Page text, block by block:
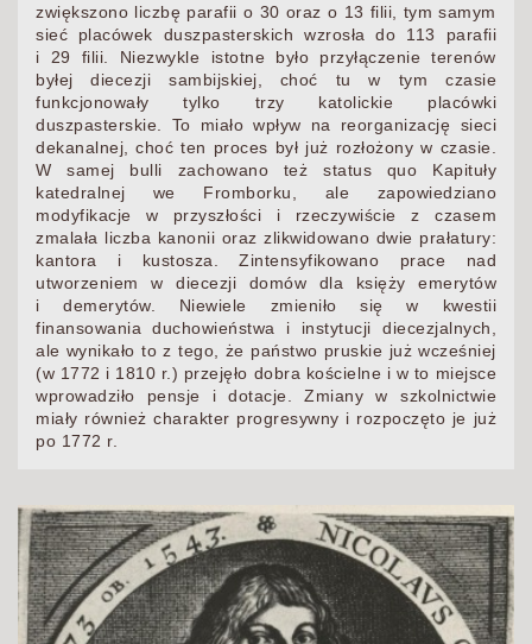
zwiększono liczbę parafii o 30 oraz o 13 filii, tym samym
sieć placówek duszpasterskich wzrosła do 113 parafii
i 29 filii. Niezwykle istotne było przyłączenie terenów
byłej diecezji sambijskiej, choć tu w tym czasie
funkcjonowały tylko trzy katolickie placówki
duszpasterskie. To miało wpływ na reorganizację sieci
dekanalnej, choć ten proces był już rozłożony w czasie.
W samej bulli zachowano też status quo Kapituły
katedralnej we Fromborku, ale zapowiedziano
modyfikacje w przyszłości i rzeczywiście z czasem
zmalała liczba kanonii oraz zlikwidowano dwie prałatury:
kantora i kustosza. Zintensyfikowano prace nad
utworzeniem w diecezji domów dla księży emerytów
i demerytów. Niewiele zmieniło się w kwestii
finansowania duchowieństwa i instytucji diecezjalnych,
ale wynikało to z tego, że państwo pruskie już wcześniej
(w 1772 i 1810 r.) przejęło dobra kościelne i w to miejsce
wprowadziło pensje i dotacje. Zmiany w szkolnictwie
miały również charakter progresywny i rozpoczęto je już
po 1772 r.